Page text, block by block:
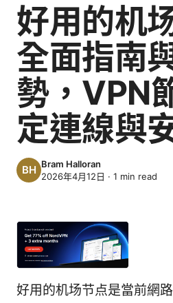
好用的机
全面指南
勢，VPN
定連線與
Bram Halloran
2026年4月12日 · 1 min read
好用的机场节点是當前網